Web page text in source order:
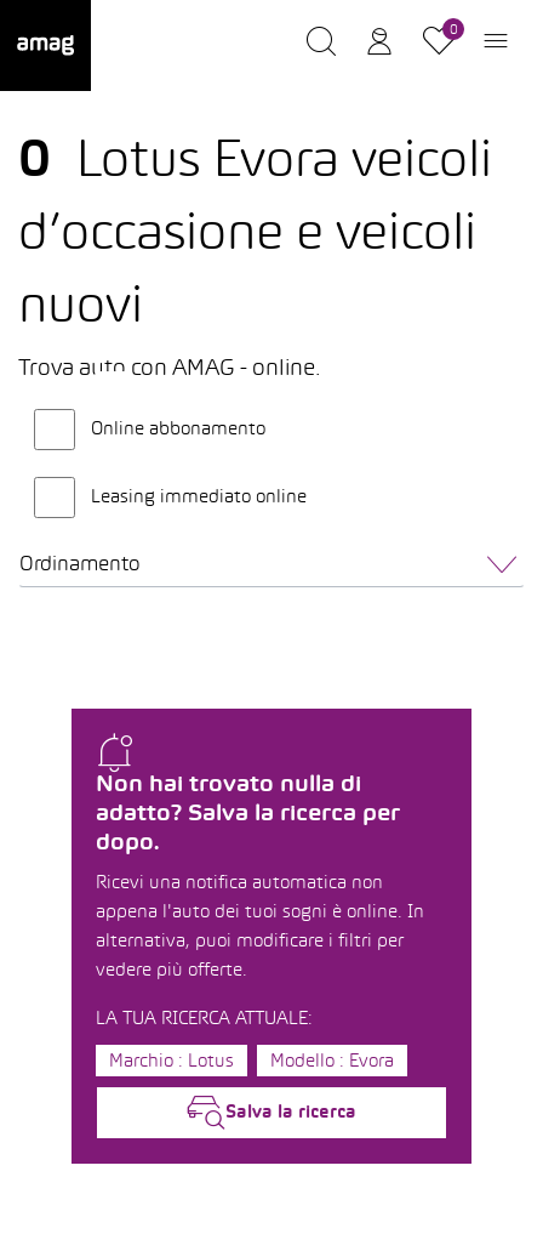
0
0
Lotus Evora veicoli
d’occasione e veicoli
nuovi
Trova auto con AMAG - online.
Online abbonamento
Leasing immediato online
Ordinamento
Non hai trovato nulla di
adatto? Salva la ricerca per
dopo.
Ricevi una notifica automatica non
appena l'auto dei tuoi sogni è online. In
alternativa, puoi modificare i filtri per
vedere più offerte.
LA TUA RICERCA ATTUALE:
Marchio : Lotus Modello : Evora
Salva la ricerca